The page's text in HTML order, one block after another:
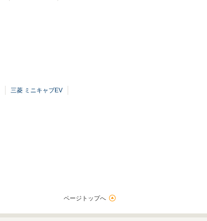
三菱 ミニキャブEV
ページトップへ